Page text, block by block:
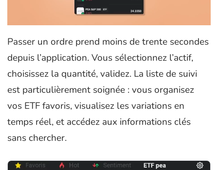
Passer un ordre prend moins de trente secondes
depuis l’application. Vous sélectionnez l’actif,
choisissez la quantité, validez. La liste de suivi
est particulièrement soignée : vous organisez
vos ETF favoris, visualisez les variations en
temps réel, et accédez aux informations clés
sans chercher.